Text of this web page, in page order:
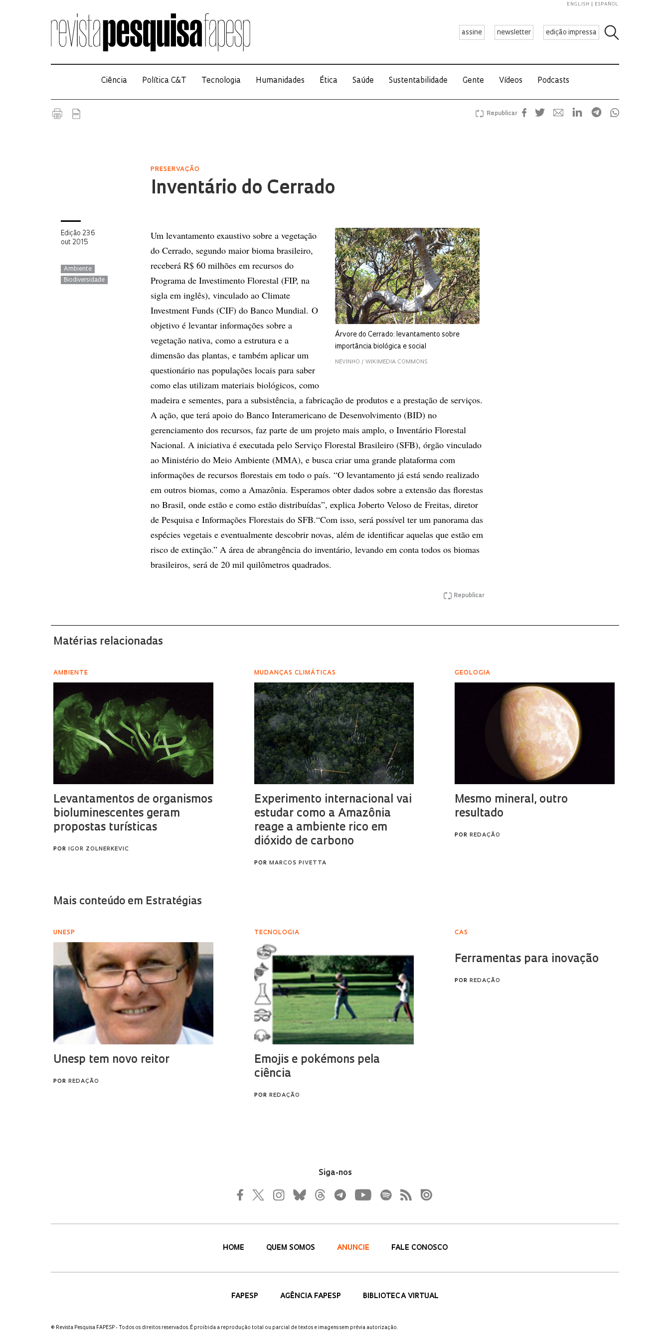
assine newsletter edição impressa
ENGLISH ESPAÑOL
Ciência Política C&T Tecnologia Humanidades Ética Saúde Sustentabilidade Gente Vídeos Podcasts
Republicar
PRESERVAÇÃO
Inventário do Cerrado
Edição 236
out 2015
Ambiente
Biodiversidade
Árvore do Cerrado: levantamento sobre
importância biológica e social
NEVINHO / WIKIMEDIA COMMONS
Um levantamento exaustivo sobre a vegetação
do Cerrado, segundo maior bioma brasileiro,
receberá R$ 60 milhões em recursos do
Programa de Investimento Florestal (FIP, na
sigla em inglês), vinculado ao Climate
Investment Funds (CIF) do Banco Mundial. O
objetivo é levantar informações sobre a
vegetação nativa, como a estrutura e a
dimensão das plantas, e também aplicar um
questionário nas populações locais para saber
como elas utilizam materiais biológicos, como
madeira e sementes, para a subsistência, a fabricação de produtos e a prestação de serviços.
A ação, que terá apoio do Banco Interamericano de Desenvolvimento (BID) no
gerenciamento dos recursos, faz parte de um projeto mais amplo, o Inventário Florestal
Nacional. A iniciativa é executada pelo Serviço Florestal Brasileiro (SFB), órgão vinculado
ao Ministério do Meio Ambiente (MMA), e busca criar uma grande plataforma com
informações de recursos florestais em todo o país. “O levantamento já está sendo realizado
em outros biomas, como a Amazônia. Esperamos obter dados sobre a extensão das florestas
no Brasil, onde estão e como estão distribuídas”, explica Joberto Veloso de Freitas, diretor
de Pesquisa e Informações Florestais do SFB.“Com isso, será possível ter um panorama das
espécies vegetais e eventualmente descobrir novas, além de identificar aquelas que estão em
risco de extinção.” A área de abrangência do inventário, levando em conta todos os biomas
brasileiros, será de 20 mil quilômetros quadrados.
Republicar
Siga-nos
HOME QUEM SOMOS ANUNCIE FALE CONOSCO
FAPESP AGÊNCIA FAPESP BIBLIOTECA VIRTUAL
© Revista Pesquisa FAPESP - Todos os direitos reservados. É proibida a reprodução total ou parcial de textos e imagens sem prévia autorização.